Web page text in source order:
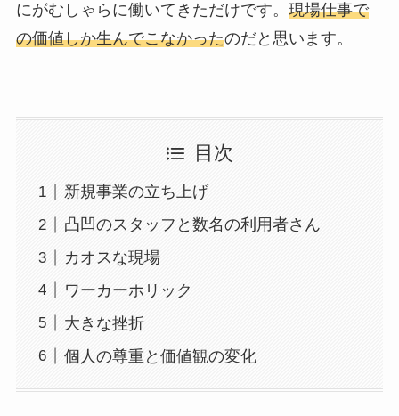
にがむしゃらに働いてきただけです。 現場仕事で
の価値しか生んでこなかったのだと思います。
目次
新規事業の立ち上げ
凸凹のスタッフと数名の利用者さん
カオスな現場
ワーカーホリック
大きな挫折
個人の尊重と価値観の変化